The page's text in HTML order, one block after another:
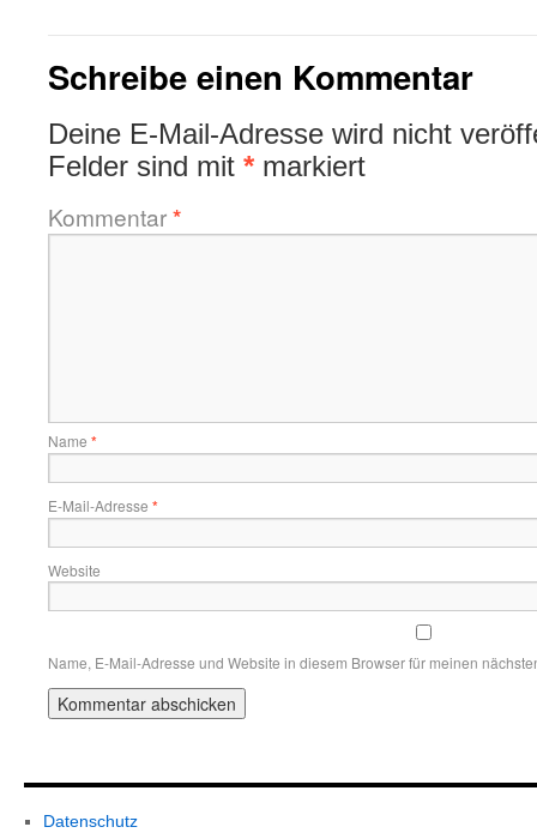
Schreibe einen Kommentar
Deine E-Mail-Adresse wird nicht
Felder sind mit * markiert
Kommentar*
Name *
E-Mail-Adresse *
Website
Name, E-Mail-Adresse und Website in diesem Browser für meinen
Datenschutz